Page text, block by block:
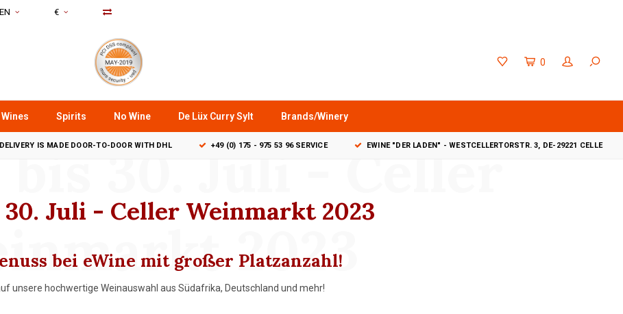
EN €
0
Wines Spirits No Wine De Lüx Curry Sylt Brands/Winery
DELIVERY IS MADE DOOR-TO-DOOR WITH DHL +49 (0) 175 - 975 53 96 SERVICE EWINE "DER LADEN" - WESTCELLERTORSTR. 3, DE-29221 CELLE
30. Juli - Celler Weinmarkt 2023
bis 30. Juli - Celler
2023
bei eWine mit großer Platzanzahl!
unsere hochwertige Weinauswahl aus Südafrika, Deutschland und mehr!